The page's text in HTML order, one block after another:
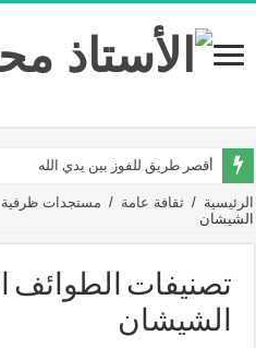
أقصر طريق للفوز بين يدي الله
الرئيسية / ثقافة عامة / مستجدات ظرفية
الشيشان
تصنيفات الطوائف
الشيشان